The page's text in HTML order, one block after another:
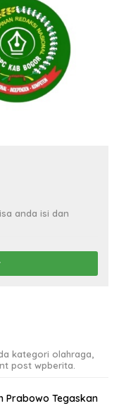
anda isi dan
kategori olahraga,
post wpberita.
Prabowo Tegaskan